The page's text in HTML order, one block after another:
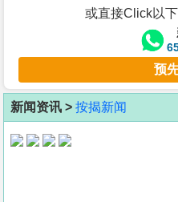
客
地
产
或直接Click以
预
新闻资讯 > 按揭新闻